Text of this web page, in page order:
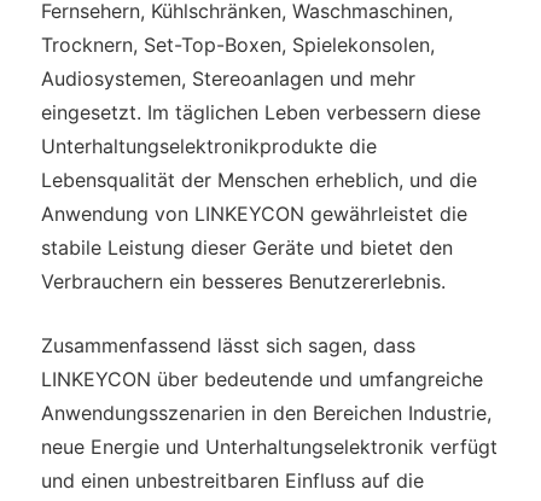
Fernsehern, Kühlschränken, Waschmaschinen,
Trocknern, Set-Top-Boxen, Spielekonsolen,
Audiosystemen, Stereoanlagen und mehr
eingesetzt. Im täglichen Leben verbessern diese
Unterhaltungselektronikprodukte die
Lebensqualität der Menschen erheblich, und die
Anwendung von LINKEYCON gewährleistet die
stabile Leistung dieser Geräte und bietet den
Verbrauchern ein besseres Benutzererlebnis.
Zusammenfassend lässt sich sagen, dass
LINKEYCON über bedeutende und umfangreiche
Anwendungsszenarien in den Bereichen Industrie,
neue Energie und Unterhaltungselektronik verfügt
und einen unbestreitbaren Einfluss auf die